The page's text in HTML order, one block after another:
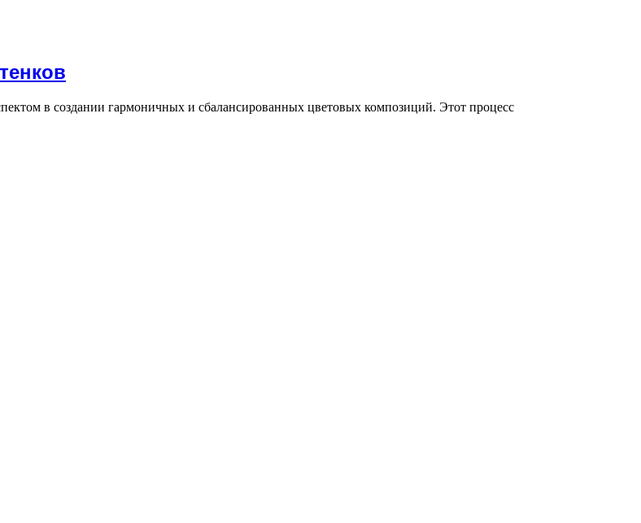
в создании гармоничных и сбалансированных цветовых композиций. Этот процесс